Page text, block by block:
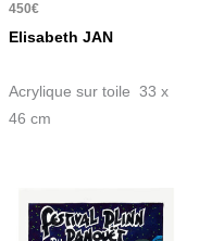
450€
Elisabeth JAN
Acrylique sur toile 33 x
46 cm